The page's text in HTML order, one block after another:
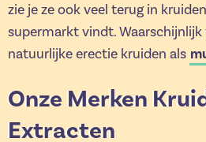
zie je ze ook veel terug in
supermarkt vindt. Waarschijnlijk
natuurlijke erectie kruiden als
Onze Merken
Extracten